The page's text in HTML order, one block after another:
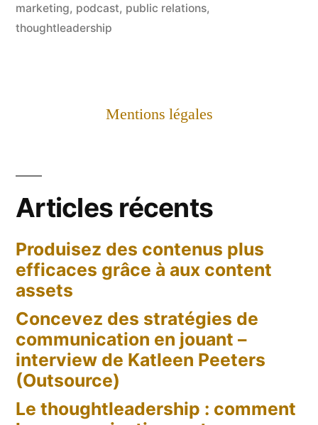
met
marketing, podcast, public relations,
thoughtleadership
Mentions légales
Articles récents
Produisez des contenus plus
efficaces grâce à aux content
assets
Concevez des stratégies de
communication en jouant –
interview de Katleen Peeters
(Outsource)
Le thoughtleadership : comment